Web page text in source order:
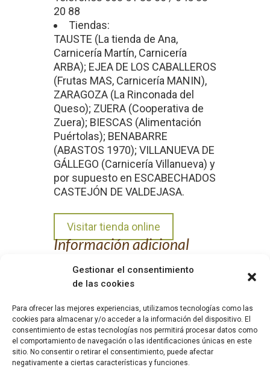
Gestionar el consentimiento
de las cookies
Para ofrecer las mejores experiencias, utilizamos tecnologías como las
cookies para almacenar y/o acceder a la información del dispositivo. El
consentimiento de estas tecnologías nos permitirá procesar datos como
el comportamiento de navegación o las identificaciones únicas en este
sitio. No consentir o retirar el consentimiento, puede afectar
negativamente a ciertas características y funciones.
20 88
Tiendas:
TAUSTE (La tienda de Ana,
Carnicería Martín, Carnicería
ARBA); EJEA DE LOS CABALLEROS
(Frutas MAS, Carnicería MANIN),
ZARAGOZA (La Rinconada del
Queso); ZUERA (Cooperativa de
Zuera); BIESCAS (Alimentación
Puértolas); BENABARRE
(ABASTOS 1970); VILLANUEVA DE
GÁLLEGO (Carnicería Villanueva) y
por supuesto en ESCABECHADOS
CASTEJÓN DE VALDEJASA.
Visitar tienda online
Información adicional
Posibilidad de visitas guiadas.
Consultar.
AVISO LEGAL|POLÍTICA DE COOKIES|